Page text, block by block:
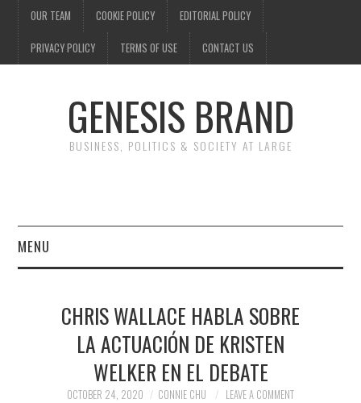
OUR TEAM COOKIE POLICY EDITORIAL POLICY
PRIVACY POLICY TERMS OF USE CONTACT US
GENESIS BRAND
BUSINESS, POLITICS & SOCIETY AT LARGE
MENU
FINANCECHRIS WALLACE HABLA SOBRE
LA ACTUACIÓN DE KRISTEN
WELKER EN EL DEBATE
OCTOBER 24, 2020 CONNIE CHU LEAVE A COMMENT